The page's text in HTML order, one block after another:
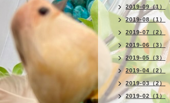
2019-09（1）
2019-08（1）
2019-07（2）
2019-06（3）
2019-05（3）
2019-04（2）
2019-03（2）
2019-02（1）